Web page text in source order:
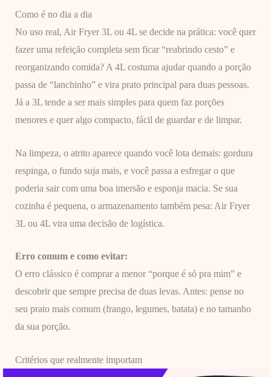
Como é no dia a dia
No uso real, Air Fryer 3L ou 4L se decide na prática: você quer
fazer uma refeição completa sem ficar “reabrindo cesto” e
reorganizando comida? A 4L costuma ajudar quando a porção
passa de “lanchinho” e vira prato principal para duas pessoas.
Já a 3L tende a ser mais simples para quem faz porções
menores e quer algo compacto, fácil de guardar e de limpar.
Na limpeza, o atrito aparece quando você lota demais: gordura
respinga, o fundo suja mais, e você passa a esfregar o que
poderia sair com uma boa imersão e esponja macia. Se sua
cozinha é pequena, o armazenamento também pesa: Air Fryer
3L ou 4L vira uma decisão de logística.
Erro comum e como evitar:
O erro clássico é comprar a menor “porque é só pra mim” e
descobrir que sempre precisa de duas levas. Antes: pense no
seu prato mais comum (frango, legumes, batata) e no tamanho
da sua porção.
Critérios que realmente importam